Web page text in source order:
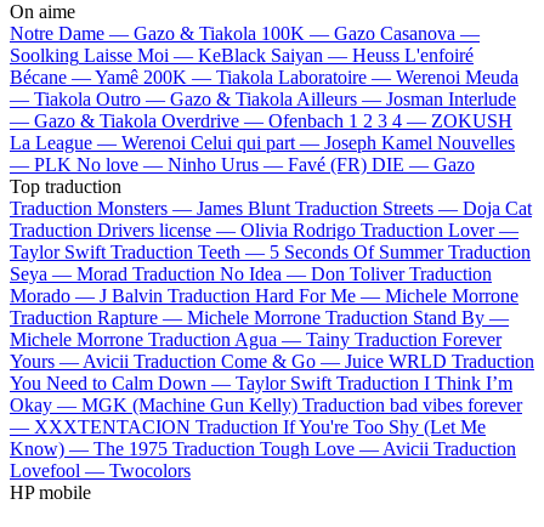
On aime
Notre Dame — Gazo & Tiakola 100K — Gazo Casanova —
Soolking Laisse Moi — KeBlack Saiyan — Heuss L'enfoiré
Bécane —Yamê 200K — Tiakola Laboratoire — Werenoi Meuda
— Tiakola Outro — Gazo & TiakolaAilleurs — Josman Interlude
— Gazo & Tiakola Overdrive — Ofenbach 1 2 3 4 — ZOKUSH
La League — Werenoi Celui qui part — Joseph Kamel Nouvelles
— PLK No love — Ninho Urus — Favé (FR) DIE — Gazo
Top traduction
Traduction Monsters — James Blunt Traduction Streets — Doja Cat
Traduction Drivers license — Olivia Rodrigo Traduction Lover —
Taylor Swift Traduction Teeth — 5 Seconds Of Summer Traduction
Seya — Morad Traduction No Idea — Don Toliver Traduction
Morado — J Balvin Traduction Hard For Me — Michele Morrone
Traduction Rapture — Michele Morrone Traduction Stand By —
Michele Morrone Traduction Agua — Tainy Traduction Forever
Yours —Avicii Traduction Come & Go — Juice WRLD Traduction
You Need to Calm Down — Taylor Swift Traduction I Think I’m
Okay — MGK (Machine Gun Kelly) Traduction bad vibes forever
— XXXTENTACION Traduction If You're Too Shy (Let Me
Know) — The 1975 Traduction Tough Love —Avicii Traduction
Lovefool — Twocolors
HP mobile